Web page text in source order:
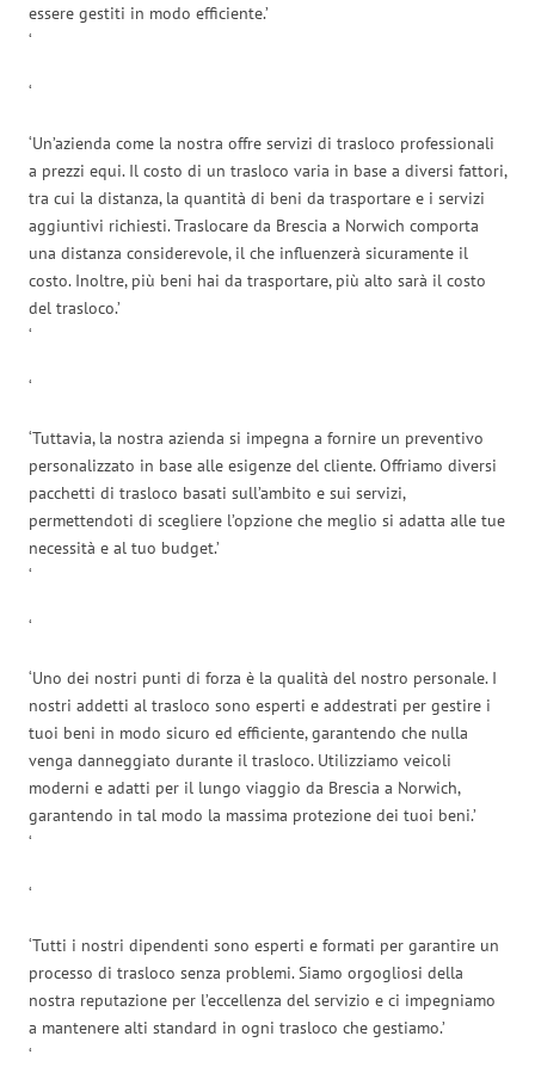
essere gestiti in modo efficiente.’
‘
‘
‘Un’azienda come la nostra offre servizi di trasloco professionali
a prezzi equi. Il costo di un trasloco varia in base a diversi fattori,
tra cui la distanza, la quantità di beni da trasportare e i servizi
aggiuntivi richiesti. Traslocare da Brescia a Norwich comporta
una distanza considerevole, il che influenzerà sicuramente il
costo. Inoltre, più beni hai da trasportare, più alto sarà il costo
del trasloco.’
‘
‘
‘Tuttavia, la nostra azienda si impegna a fornire un preventivo
personalizzato in base alle esigenze del cliente. Offriamo diversi
pacchetti di trasloco basati sull’ambito e sui servizi,
permettendoti di scegliere l’opzione che meglio si adatta alle tue
necessità e al tuo budget.’
‘
‘
‘Uno dei nostri punti di forza è la qualità del nostro personale. I
nostri addetti al trasloco sono esperti e addestrati per gestire i
tuoi beni in modo sicuro ed efficiente, garantendo che nulla
venga danneggiato durante il trasloco. Utilizziamo veicoli
moderni e adatti per il lungo viaggio da Brescia a Norwich,
garantendo in tal modo la massima protezione dei tuoi beni.’
‘
‘
‘Tutti i nostri dipendenti sono esperti e formati per garantire un
processo di trasloco senza problemi. Siamo orgogliosi della
nostra reputazione per l’eccellenza del servizio e ci impegniamo
a mantenere alti standard in ogni trasloco che gestiamo.’
‘